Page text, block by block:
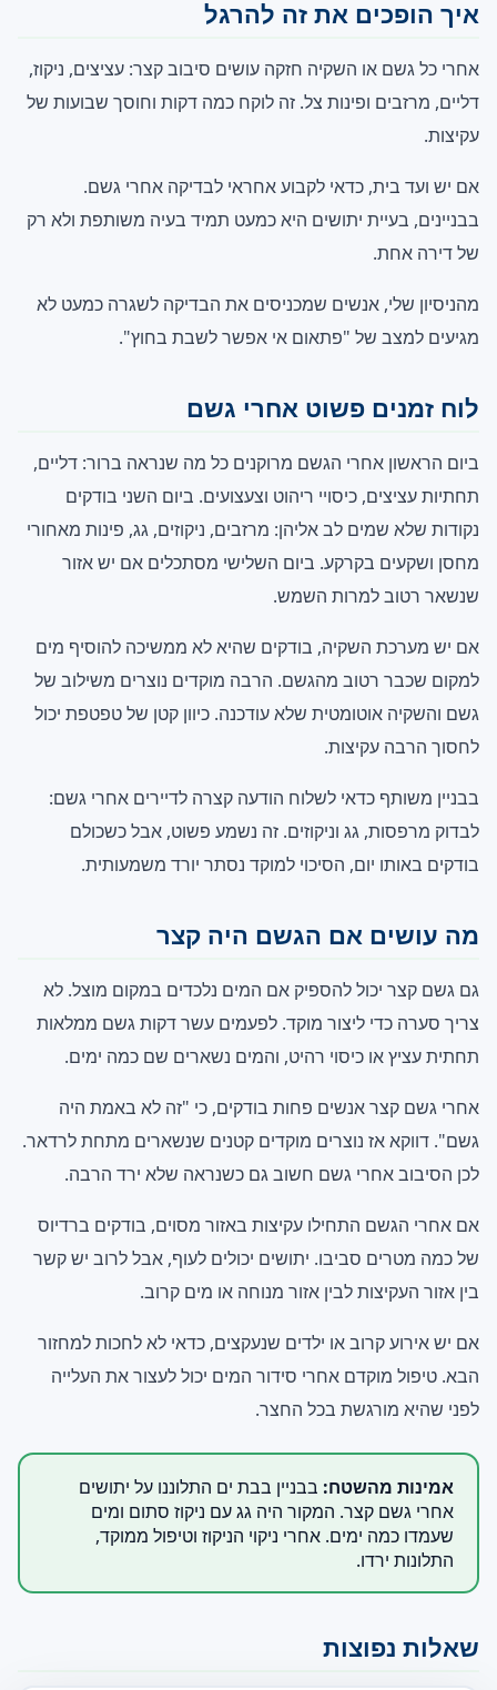
איך הופכים את זה להרגל
אחרי כל גשם או השקיה חזקה עושים סיבוב קצר: עציצים, ניקוז,
דליים, מרזבים ופינות צל. זה לוקח כמה דקות וחוסך שבועות של
עקיצות.
אם יש ועד בית, כדאי לקבוע אחראי לבדיקה אחרי גשם.
בבניינים, בעיית יתושים היא כמעט תמיד בעיה משותפת ולא רק
של דירה אחת.
מהניסיון שלי, אנשים שמכניסים את הבדיקה לשגרה כמעט לא
מגיעים למצב של "פתאום אי אפשר לשבת בחוץ".
לוח זמנים פשוט אחרי גשם
ביום הראשון אחרי הגשם מרוקנים כל מה שנראה ברור: דליים,
תחתיות עציצים, כיסויי ריהוט וצעצועים. ביום השני בודקים
נקודות שלא שמים לב אליהן: מרזבים, ניקוזים, גג, פינות מאחורי
מחסן ושקעים בקרקע. ביום השלישי מסתכלים אם יש אזור
שנשאר רטוב למרות השמש.
אם יש מערכת השקיה, בודקים שהיא לא ממשיכה להוסיף מים
למקום שכבר רטוב מהגשם. הרבה מוקדים נוצרים משילוב של
גשם והשקיה אוטומטית שלא עודכנה. כיוון קטן של טפטפת יכול
לחסוך הרבה עקיצות.
בבניין משותף כדאי לשלוח הודעה קצרה לדיירים אחרי גשם:
לבדוק מרפסות, גג וניקוזים. זה נשמע פשוט, אבל כשכולם
בודקים באותו יום, הסיכוי למוקד נסתר יורד משמעותית.
מה עושים אם הגשם היה קצר
גם גשם קצר יכול להספיק אם המים נלכדים במקום מוצל. לא
צריך סערה כדי ליצור מוקד. לפעמים עשר דקות גשם ממלאות
תחתית עציץ או כיסוי רהיט, והמים נשארים שם כמה ימים.
אחרי גשם קצר אנשים פחות בודקים, כי "זה לא באמת היה
גשם". דווקא אז נוצרים מוקדים קטנים שנשארים מתחת לרדאר.
לכן הסיבוב אחרי גשם חשוב גם כשנראה שלא ירד הרבה.
אם אחרי הגשם התחילו עקיצות באזור מסוים, בודקים ברדיוס
של כמה מטרים סביבו. יתושים יכולים לעוף, אבל לרוב יש קשר
בין אזור העקיצות לבין אזור מנוחה או מים קרוב.
אם יש אירוע קרוב או ילדים שנעקצים, כדאי לא לחכות למחזור
הבא. טיפול מוקדם אחרי סידור המים יכול לעצור את העלייה
לפני שהיא מורגשת בכל החצר.
אמינות מהשטח: בבניין בבת ים התלוננו על יתושים
אחרי גשם קצר. המקור היה גג עם ניקוז סתום ומים
שעמדו כמה ימים. אחרי ניקוי הניקוז וטיפול ממוקד,
התלונות ירדו.
שאלות נפוצות